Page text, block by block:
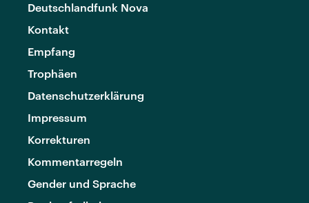
Deutschlandfunk Nova
Kontakt
Empfang
Trophäen
Datenschutzerklärung
Impressum
Korrekturen
Kommentarregeln
Gender und Sprache